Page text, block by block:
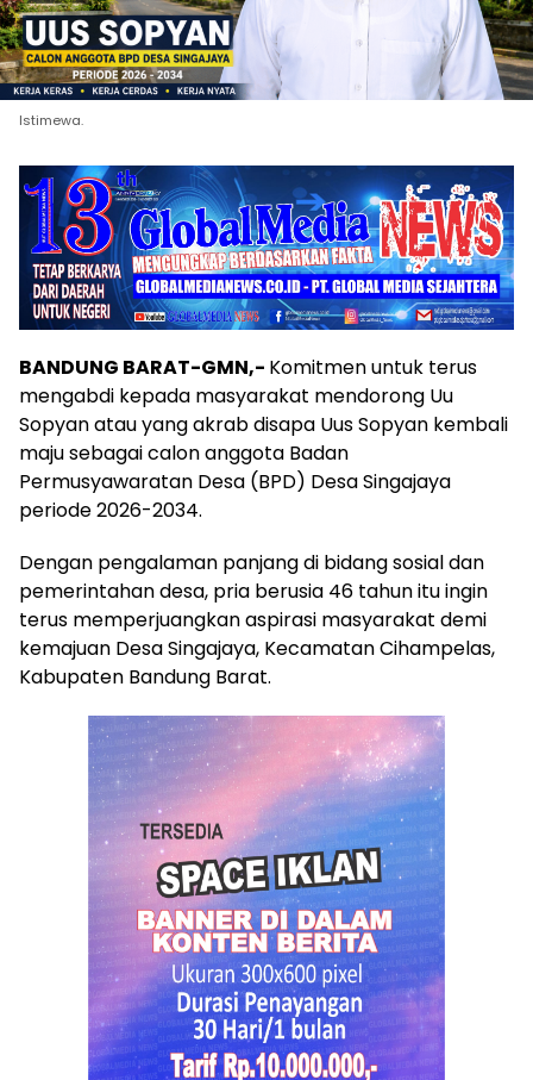
Istimewa.
BANDUNG BARAT-GMN,- Komitmen untuk terus
mengabdi kepada masyarakat mendorong Uu
Sopyan atau yang akrab disapa Uus Sopyan kembali
maju sebagai calon anggota Badan
Permusyawaratan Desa (BPD) Desa Singajaya
periode 2026-2034.
Dengan pengalaman panjang di bidang sosial dan
pemerintahan desa, pria berusia 46 tahun itu ingin
terus memperjuangkan aspirasi masyarakat demi
kemajuan Desa Singajaya, Kecamatan Cihampelas,
Kabupaten Bandung Barat.